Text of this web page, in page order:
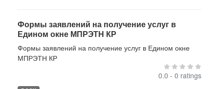
Формы заявлений на получение услуг в
Едином окне МПРЭТН КР
Формы заявлений на получение услуг в Едином окне
МПРЭТН КР
0.0 - 0 ratings